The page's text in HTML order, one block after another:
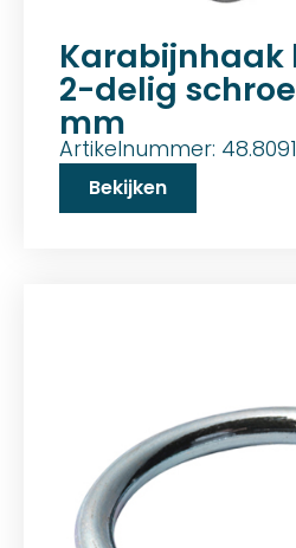
Karabijnhaak
2-delig
mm
Artikelnummer:
Bekijken